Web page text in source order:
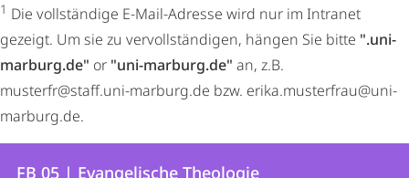
1 Die vollständige E-Mail-Adresse wird nur im Intranet
gezeigt. Um sie zu vervollständigen, hängen Sie bitte ".uni-
marburg.de" or "uni-marburg.de" an, z.B.
musterfr@staff.uni-marburg.de bzw. erika.musterfrau@uni-
marburg.de.
Kontakt
Kontaktinformationen
FB 05 | Evangelische Theologie